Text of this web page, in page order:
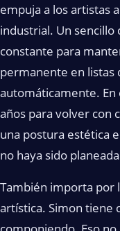
empuja a los artistas
industrial. Un sencillo
constante para
permanente en listas
automáticamente. En
años para volver con
una postura estética
no haya sido
También importa por
artística. Simon tiene